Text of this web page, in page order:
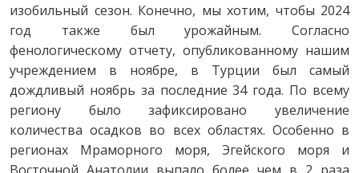
изобильный сезон. Конечно, мы хотим, чтобы 2024
год также был урожайным. Согласно
фенологическому отчету, опубликованному нашим
учреждением в ноябре, в Турции был самый
дождливый ноябрь за последние 34 года. По всему
региону было зафиксировано увеличение
количества осадков во всех областях. Особенно в
регионах Мраморного моря, Эгейского моря и